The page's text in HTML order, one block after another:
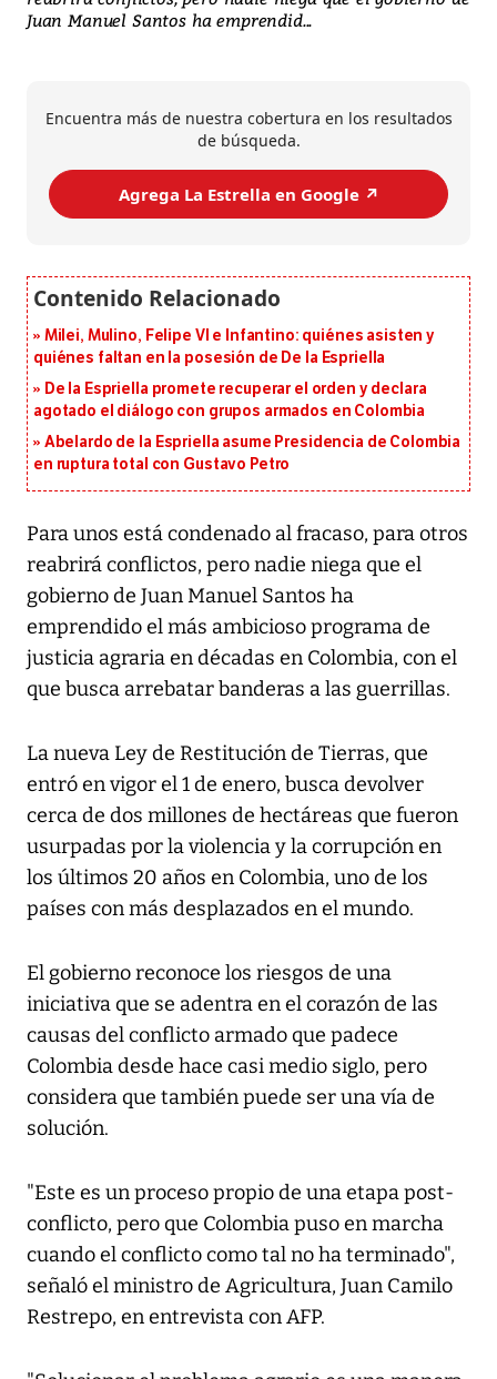
Juan Manuel Santos ha emprendid...
Encuentra más de nuestra cobertura en los resultados
de búsqueda.
Agrega La Estrella en Google ↗️
Milei, Mulino, Felipe VI e Infantino: quiénes asisten y
quiénes faltan en la posesión de De la Espriella
De la Espriella promete recuperar el orden y declara
agotado el diálogo con grupos armados en Colombia
Abelardo de la Espriella asume Presidencia de Colombia
en ruptura total con Gustavo Petro
Para unos está condenado al fracaso, para otros
reabrirá conflictos, pero nadie niega que el
gobierno de Juan Manuel Santos ha
emprendido el más ambicioso programa de
justicia agraria en décadas en Colombia, con el
que busca arrebatar banderas a las guerrillas.
La nueva Ley de Restitución de Tierras, que
entró en vigor el 1 de enero, busca devolver
cerca de dos millones de hectáreas que fueron
usurpadas por la violencia y la corrupción en
los últimos 20 años en Colombia, uno de los
países con más desplazados en el mundo.
El gobierno reconoce los riesgos de una
iniciativa que se adentra en el corazón de las
causas del conflicto armado que padece
Colombia desde hace casi medio siglo, pero
considera que también puede ser una vía de
solución.
"Este es un proceso propio de una etapa post-
conflicto, pero que Colombia puso en marcha
cuando el conflicto como tal no ha terminado",
señaló el ministro de Agricultura, Juan Camilo
Restrepo, en entrevista con AFP.